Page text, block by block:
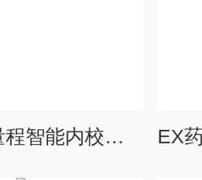
EX自动双量程智能内校分析天平-0.1*天平生产厂家